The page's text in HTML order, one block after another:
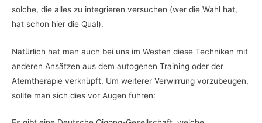
solche, die alles zu integrieren versuchen (wer die Wahl hat,
hat schon hier die Qual).
Natürlich hat man auch bei uns im Westen diese Techniken mit
anderen Ansätzen aus dem autogenen Training oder der
Atemtherapie verknüpft. Um weiterer Verwirrung vorzubeugen,
sollte man sich dies vor Augen führen: